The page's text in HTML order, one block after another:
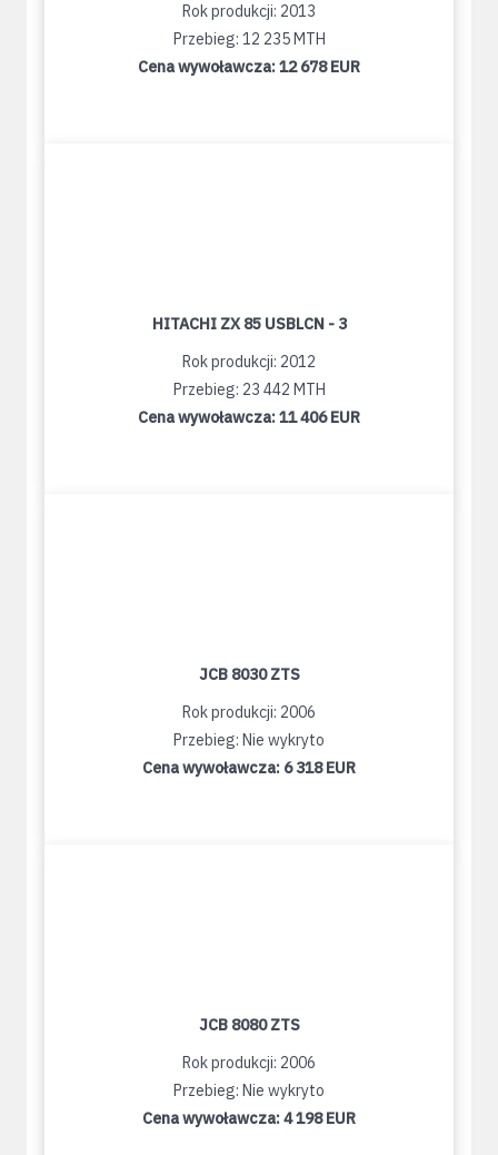
Rok produkcji: 2013
Przebieg: 12 235 MTH
Cena wywoławcza:12 678 EUR
HITACHI ZX 85 USBLCN - 3
Rok produkcji: 2012
Przebieg: 23 442 MTH
Cena wywoławcza:11 406 EUR
JCB 8030 ZTS
Rok produkcji: 2006
Przebieg: Nie wykryto
Cena wywoławcza: 6 318 EUR
JCB 8080 ZTS
Rok produkcji: 2006
Przebieg: Nie wykryto
Cena wywoławcza:4 198 EUR